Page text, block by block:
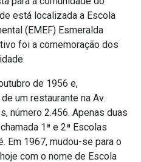
está localizada a Escola
(EMEF) Esmeralda
foi a comemoração dos
de 1956 e,
um restaurante na Av.
número 2.456. Apenas duas
1ª e 2ª Escolas
Em 1967, mudou-se para o
com o nome de Escola